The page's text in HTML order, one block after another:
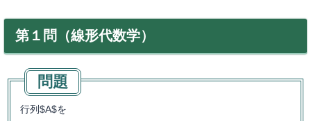
第１問（線形代数学）
行列$A$を